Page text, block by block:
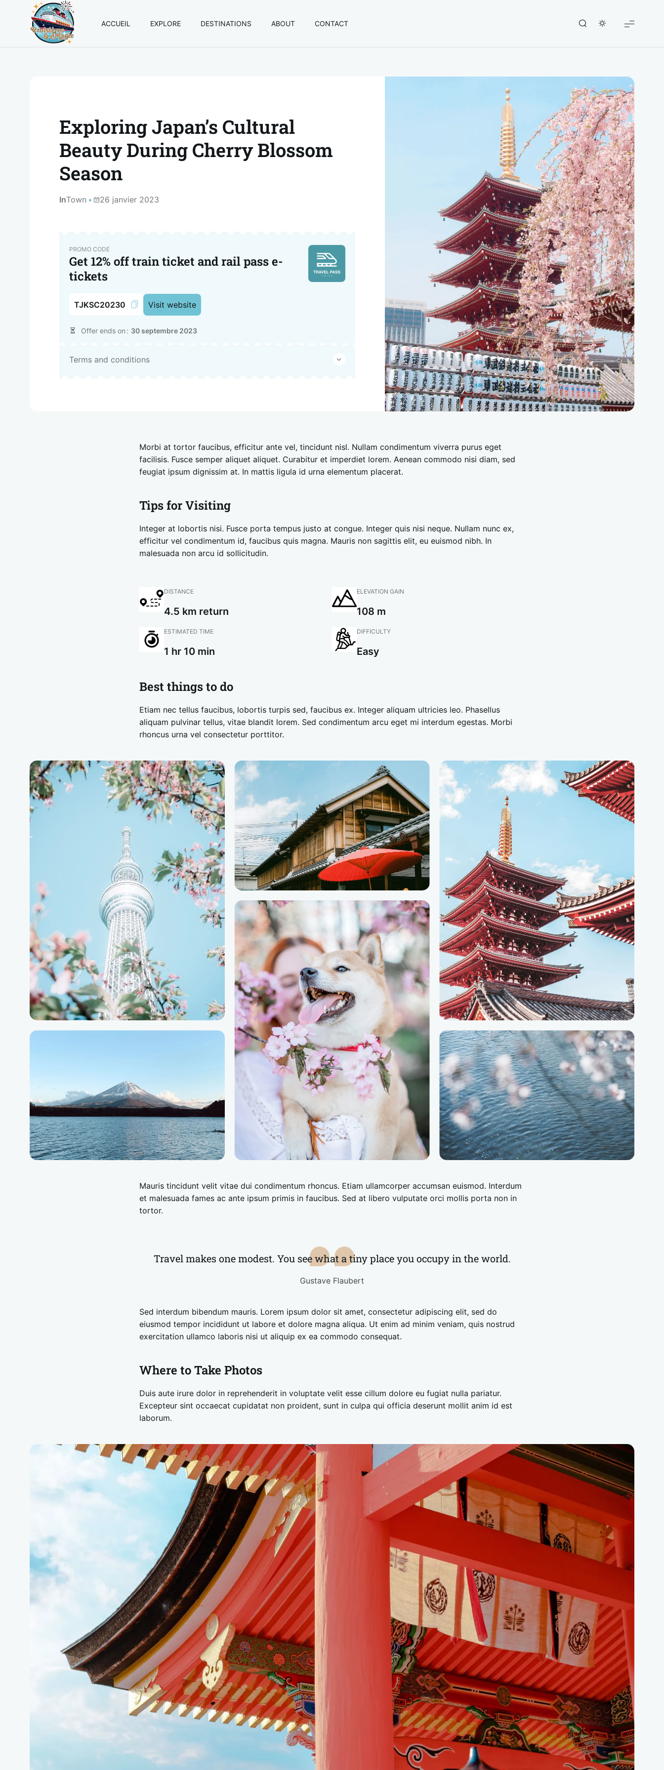
Croisières
ACCUEIL EXPLORE DESTINATIONS ABOUT CONTACT
Exploring Japan’s Cultural
Beauty During Cherry Blossom
Season
InTown 26 janvier 2023
PROMO CODE
Get 12% off train ticket and rail pass e-
tickets
TJKSC20230 Visit website
Offer ends on 30 septembre 2023
Terms and conditions
Morbi at tortor faucibus, efficitur ante vel, tincidunt nisl. Nullam condimentum viverra purus eget
facilisis. Fusce semper aliquet aliquet. Curabitur et imperdiet lorem. Aenean commodo nisi diam, sed
feugiat ipsum dignissim at. In mattis ligula id urna elementum placerat.
Tips for Visiting
Integer at lobortis nisi. Fusce porta tempus justo at congue. Integer quis nisi neque. Nullam nunc ex,
efficitur vel condimentum id, faucibus quis magna. Mauris non sagittis elit, eu euismod nibh. In
malesuada non arcu id sollicitudin.
DISTANCE
4.5 km return
ESTIMATED TIME
1 hr 10 min
ELEVATION GAIN
108 m
DIFFICULTY
Easy
Best things to do
Etiam nec tellus faucibus, lobortis turpis sed, faucibus ex. Integer aliquam ultricies leo. Phasellus
aliquam pulvinar tellus, vitae blandit lorem. Sed condimentum arcu eget mi interdum egestas. Morbi
rhoncus urna vel consectetur porttitor.
Mauris tincidunt velit vitae dui condimentum rhoncus. Etiam ullamcorper accumsan euismod. Interdum
et malesuada fames ac ante ipsum primis in faucibus. Sed at libero vulputate orci mollis porta non in
tortor.
Travel makes one modest. You see what a tiny place you occupy in the world.
Gustave Flaubert
Sed interdum bibendum mauris. Lorem ipsum dolor sit amet, consectetur adipiscing elit, sed do
eiusmod tempor incididunt ut labore et dolore magna aliqua. Ut enim ad minim veniam, quis nostrud
exercitation ullamco laboris nisi ut aliquip ex ea commodo consequat.
Where to Take Photos
Duis aute irure dolor in reprehenderit in voluptate velit esse cillum dolore eu fugiat nulla pariatur.
Excepteur sint occaecat cupidatat non proident, sunt in culpa qui officia deserunt mollit anim id est
laborum.